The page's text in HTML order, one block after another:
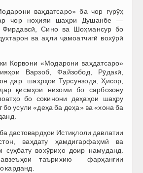
ваҳдатсаро» ба чор гурӯҳ
чор ноҳияи шаҳри Душанбе —
Сино ва Шоҳмансур бо
ва аҳли ҷамоатчигӣ вохӯрӣ
Корвони «Модарони ваҳдатсаро»
Варзоб, Файзобод, Рӯдакӣ,
дар шаҳрҳои Турсунзода, Ҳисор,
қисмҳои низомӣ бо сарбозону
бо сокинони деҳаҳои шаҳру
усули «деҳа ба деҳа» ва «хона ба
дастовардҳои Истиқлоли давлатии
ваҳдату ҳамдигарфаҳмӣ ва
суҳбату вохӯриҳо доир намуданд.
таърихию фарҳангии
карданд.